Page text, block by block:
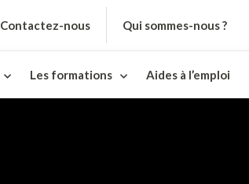
Contactez-nous Qui sommes-nous ?
Les formations Aides à l’emploi